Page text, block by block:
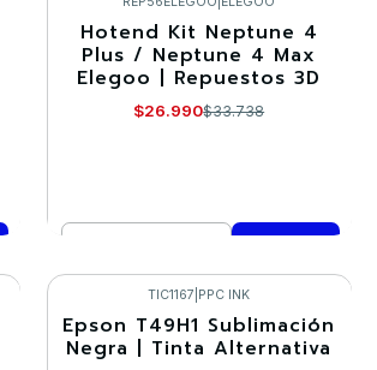
-20%
Hotend Kit Neptune 4
Plus / Neptune 4 Max
Elegoo | Repuestos 3D
$26.990$33.738
Comprar ahora
-15%
TIC1167 PPC INK
Epson T49H1 Sublimación
Negra | Tinta Alternativa